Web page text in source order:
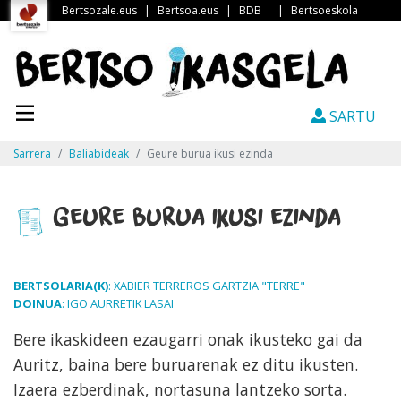
Bertsozale.eus | Bertsoa.eus | BDB | Bertsoeskola
SARTU
Sarrera Baliabideak Geure burua ikusi ezinda
Geure burua ikusi ezinda
BERTSOLARIA(K): XABIER TERREROS GARTZIA "TERRE"
DOINUA: IGO AURRETIK LASAI
Bere ikaskideen ezaugarri onak ikusteko gai da
Auritz, baina bere buruarenak ez ditu ikusten.
Izaera ezberdinak, nortasuna lantzeko sorta.